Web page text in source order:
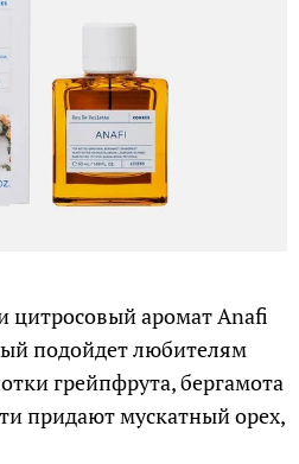
аромат Anafi
подойдет любителям
грейпфрута, бергамота
придают мускатный орех,